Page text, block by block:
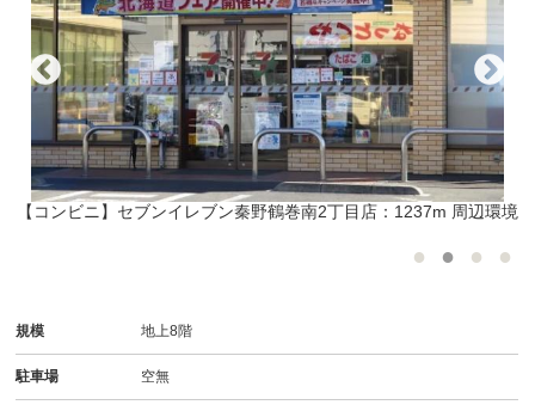
【コンビニ】セブンイレブン秦野鶴巻南2丁目店：1237m 周辺環境
規模 地上8階
駐車場 空無